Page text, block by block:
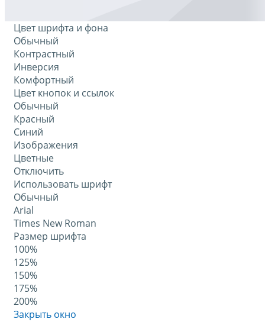
Цвет шрифта и фона
Обычный
Контрастный
Инверсия
Комфортный
Цвет кнопок и ссылок
Обычный
Красный
Синий
Изображения
Цветные
Отключить
Использовать шрифт
Обычный
Arial
Times New Roman
Размер шрифта
100%
125%
150%
175%
200%
Закрыть окно